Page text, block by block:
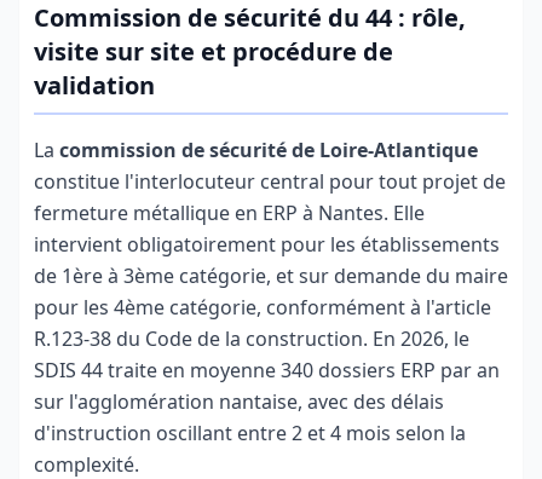
Commission de sécurité du 44 : rôle,
visite sur site et procédure de
validation
La commission de sécurité de Loire-Atlantique
constitue l'interlocuteur central pour tout projet de
fermeture métallique en ERP à Nantes. Elle
intervient obligatoirement pour les établissements
de 1ère à 3ème catégorie, et sur demande du maire
pour les 4ème catégorie, conformément à l'article
R.123-38 du Code de la construction. En 2026, le
SDIS 44 traite en moyenne 340 dossiers ERP par an
sur l'agglomération nantaise, avec des délais
d'instruction oscillant entre 2 et 4 mois selon la
complexité.